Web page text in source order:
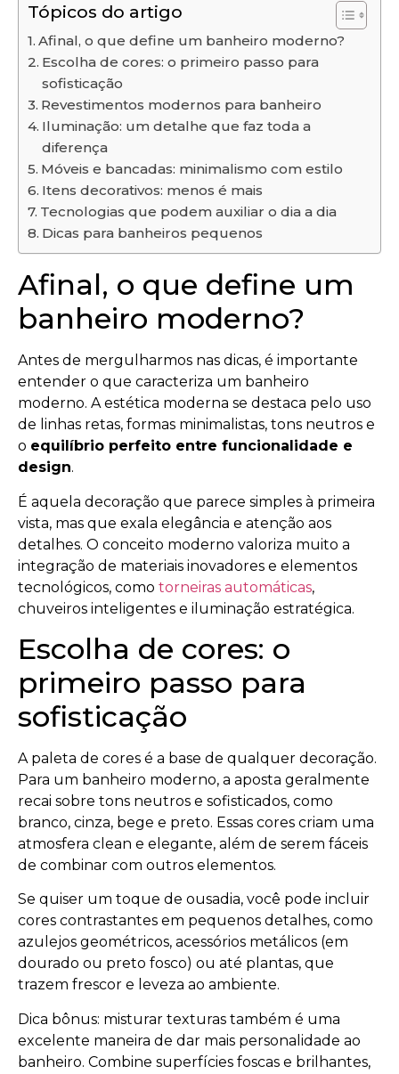
Tópicos do artigo
Afinal, o que define um banheiro moderno?
Escolha de cores: o primeiro passo para
sofisticação
Revestimentos modernos para banheiro
Iluminação: um detalhe que faz toda a
diferença
Móveis e bancadas: minimalismo com estilo
Itens decorativos: menos é mais
Tecnologias que podem auxiliar o dia a dia
Dicas para banheiros pequenos
Afinal, o que define um
banheiro moderno?
Antes de mergulharmos nas dicas, é importante
entender o que caracteriza um banheiro
moderno. A estética moderna se destaca pelo uso
de linhas retas, formas minimalistas, tons neutros e
o equilíbrio perfeito entre funcionalidade e
design.
É aquela decoração que parece simples à primeira
vista, mas que exala elegância e atenção aos
detalhes. O conceito moderno valoriza muito a
integração de materiais inovadores e elementos
tecnológicos, como torneiras automáticas,
chuveiros inteligentes e iluminação estratégica.
Escolha de cores: o
primeiro passo para
sofisticação
A paleta de cores é a base de qualquer decoração.
Para um banheiro moderno, a aposta geralmente
recai sobre tons neutros e sofisticados, como
branco, cinza, bege e preto. Essas cores criam uma
atmosfera clean e elegante, além de serem fáceis
de combinar com outros elementos.
Se quiser um toque de ousadia, você pode incluir
cores contrastantes em pequenos detalhes, como
azulejos geométricos, acessórios metálicos (em
dourado ou preto fosco) ou até plantas, que
trazem frescor e leveza ao ambiente.
Dica bônus: misturar texturas também é uma
excelente maneira de dar mais personalidade ao
banheiro. Combine superfícies foscas e brilhantes,